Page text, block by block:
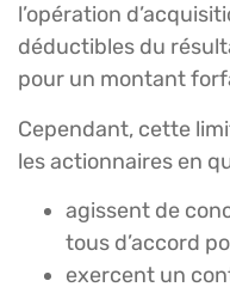
l’opération
déductibles du
pour un montant
Cependant, cette
les actionnaires en
agissent de
tous d’accord
exercent un